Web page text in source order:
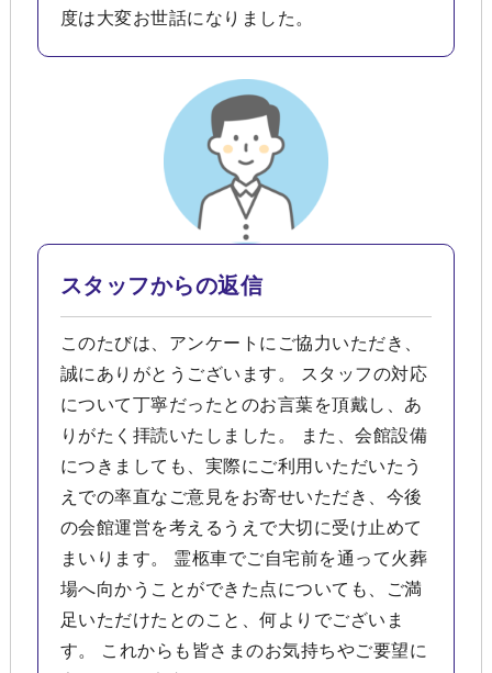
度は大変お世話になりました。
スタッフからの返信
このたびは、アンケートにご協力いただき、
誠にありがとうございます。 スタッフの対応
について丁寧だったとのお言葉を頂戴し、あ
りがたく拝読いたしました。 また、会館設備
につきましても、実際にご利用いただいたう
えでの率直なご意見をお寄せいただき、今後
の会館運営を考えるうえで大切に受け止めて
まいります。 霊柩車でご自宅前を通って火葬
場へ向かうことができた点についても、ご満
足いただけたとのこと、何よりでございま
す。 これからも皆さまのお気持ちやご要望に